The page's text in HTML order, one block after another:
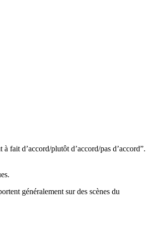
fait d’accord/plutôt d’accord/pas d’accord”.
généralement sur des scènes du